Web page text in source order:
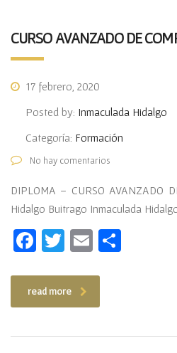
CURSO AVANZADO DE
17 febrero, 2020
Posted by: Inmaculada Hidalgo
Categoría: Formación
No hay comentarios
DIPLOMA – CURSO AVANZADO
Hidalgo Buitrago Inmaculada
Facebook
TwitterEmail
read more